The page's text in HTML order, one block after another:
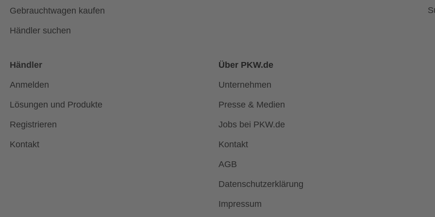
Gebrauchtwagen kaufen
Händler suchen
Händler
Anmelden
Lösungen und Produkte
Registrieren
Kontakt
Über PKW.de
Unternehmen
Presse & Medien
Jobs bei PKW.de
Kontakt
AGB
Datenschutzerklärung
Impressum